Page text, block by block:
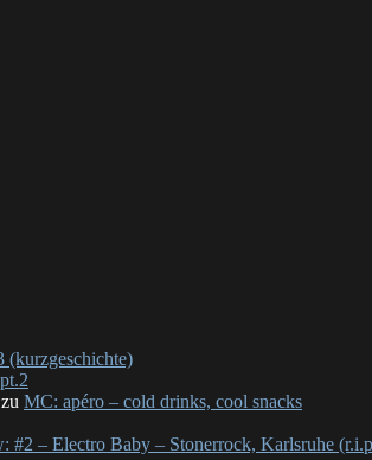
(kurzgeschichte)
zu MC: apéro – cold drinks, cool snacks
#2 – Electro Baby – Stonerrock, Karlsruhe